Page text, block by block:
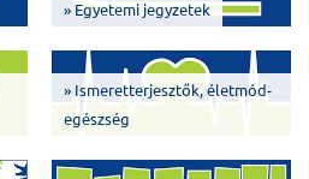
» Egyetemi jegyzetek
» Ismeretterjesztők, életmód-
egészség